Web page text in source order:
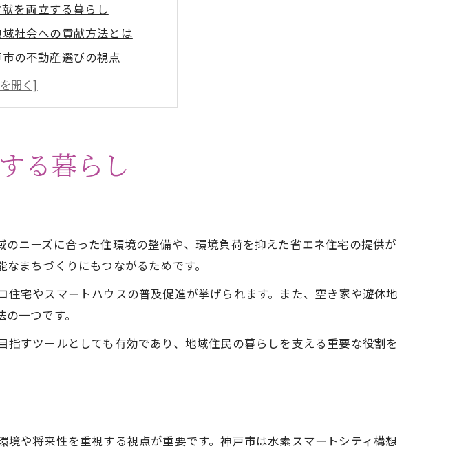
を両立する暮らし
社会への貢献方法とは
の不動産選びの視点
ながりを考える
て実現する新たな暮らし方
新たな価値観
神戸市の社会的価値
徴とメリットを解説
市の持続可能な未来
活用アイデア集
戸市の社会貢献事例
動産活用の工夫とは
けた住まいの選択
る暮らし
ニーズに合った住環境の整備や、環境負荷を抑えた省エネ住宅の提供が
まちづくりにもつながるためです。
宅やスマートハウスの普及促進が挙げられます。また、空き家や遊休地
一つです。
すツールとしても有効であり、地域住民の暮らしを支える重要な役割を
や将来性を重視する視点が重要です。神戸市は水素スマートシティ構想